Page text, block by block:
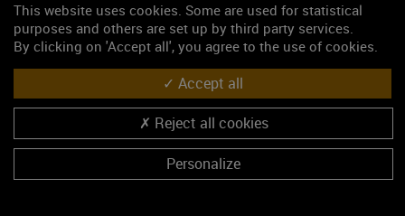
NOUS CONTACTER
Domaine des Moirots
Viticulteur
14, rue des Moirots
71390 BISSEY-SOUS-CRUCHAUD
Madame Denizot Muriel
03 85 92 16 93
This website uses cookies. Some are used for statistical
purposes and others are set up by third party services.
By clicking on 'Accept all', you agree to the use of cookies.
Accept all
Reject all cookies
Personalize